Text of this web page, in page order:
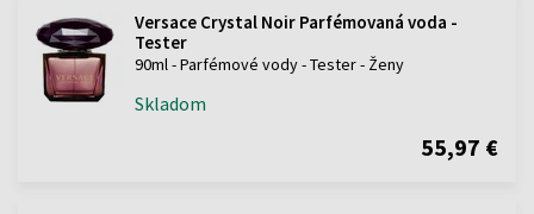
Versace Crystal Noir Parfémovaná voda -
Tester
90ml - Parfémové vody - Tester - Ženy
Skladom
55,97 €